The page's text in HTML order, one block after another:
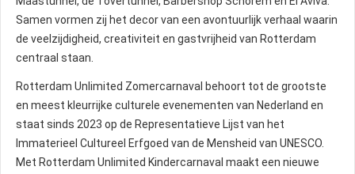
Samen vormen zij het decor van een avontuurlijk verhaal waarin
de veelzijdigheid, creativiteit en gastvrijheid van Rotterdam
centraal staan.
Rotterdam Unlimited Zomercarnaval behoort tot de grootste
en meest kleurrijke culturele evenementen van Nederland en
staat sinds 2023 op de Representatieve Lijst van het
Immaterieel Cultureel Erfgoed van de Mensheid van UNESCO.
Met Rotterdam Unlimited Kindercarnaval maakt een nieuwe